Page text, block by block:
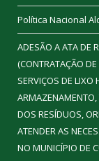
Política Nacional
ADESÃO A ATA DE
(CONTRATAÇÃO
SERVIÇOS DE LIXO
ARMAZENAMENTO,
DOS RESÍDUOS,
ATENDER AS
NO MUNICÍPIO DE